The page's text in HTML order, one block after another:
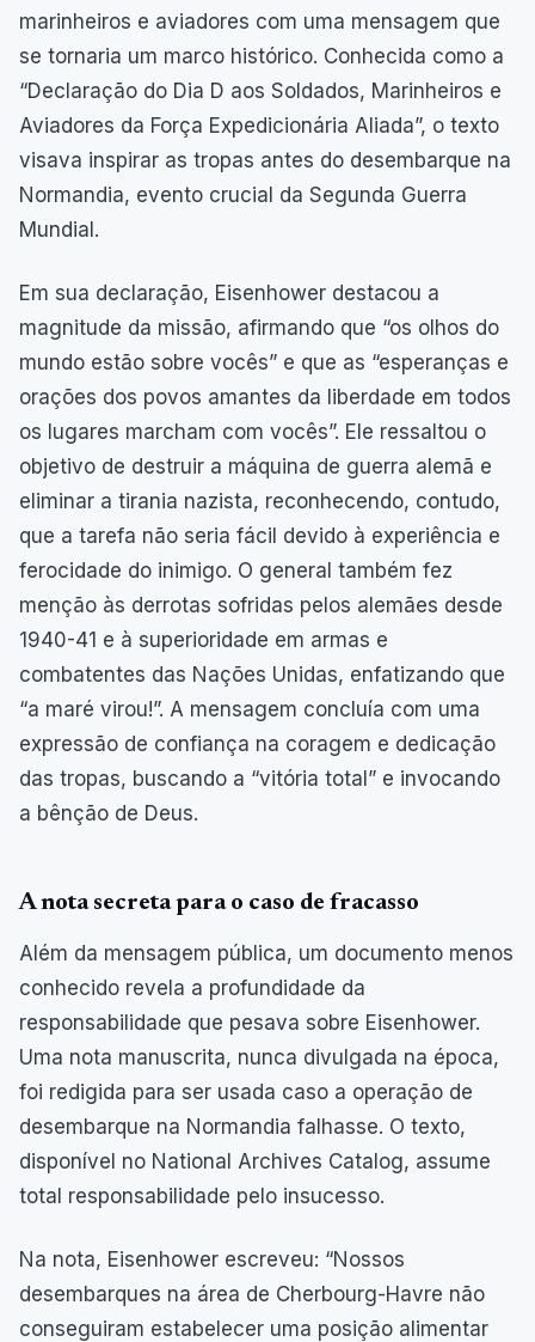
marinheiros e aviadores com uma mensagem que
se tornaria um marco histórico. Conhecida como a
“Declaração do Dia D aos Soldados, Marinheiros e
Aviadores da Força Expedicionária Aliada”, o texto
visava inspirar as tropas antes do desembarque na
Normandia, evento crucial da Segunda Guerra
Mundial.
Em sua declaração, Eisenhower destacou a
magnitude da missão, afirmando que “os olhos do
mundo estão sobre vocês” e que as “esperanças e
orações dos povos amantes da liberdade em todos
os lugares marcham com vocês”. Ele ressaltou o
objetivo de destruir a máquina de guerra alemã e
eliminar a tirania nazista, reconhecendo, contudo,
que a tarefa não seria fácil devido à experiência e
ferocidade do inimigo. O general também fez
menção às derrotas sofridas pelos alemães desde
1940-41 e à superioridade em armas e
combatentes das Nações Unidas, enfatizando que
“a maré virou!”. A mensagem concluía com uma
expressão de confiança na coragem e dedicação
das tropas, buscando a “vitória total” e invocando
a bênção de Deus.
A nota secreta para o caso de fracasso
Além da mensagem pública, um documento menos
conhecido revela a profundidade da
responsabilidade que pesava sobre Eisenhower.
Uma nota manuscrita, nunca divulgada na época,
foi redigida para ser usada caso a operação de
desembarque na Normandia falhasse. O texto,
disponível no National Archives Catalog, assume
total responsabilidade pelo insucesso.
Na nota, Eisenhower escreveu: “Nossos
desembarques na área de Cherbourg-Havre não
conseguiram estabelecer uma posição alimentar